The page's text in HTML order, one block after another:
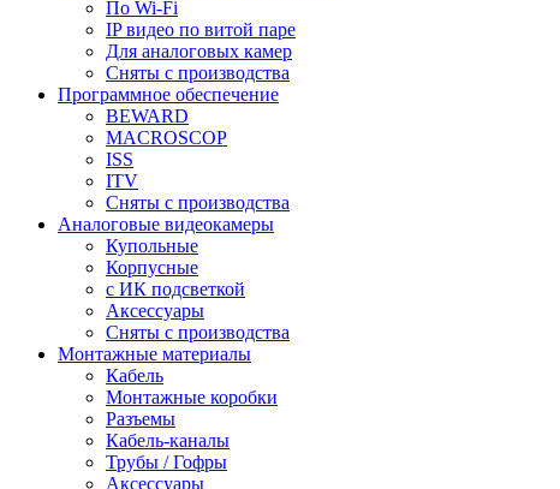
По Wi-Fi
IP видео по витой паре
Для аналоговых камер
Сняты с производства
Программное обеспечение
BEWARD
MACROSCOP
ISS
ITV
Сняты с производства
Аналоговые видеокамеры
Купольные
Корпусные
c ИК подсветкой
Аксессуары
Сняты с производства
Монтажные материалы
Кабель
Монтажные коробки
Разъемы
Кабель-каналы
Трубы / Гофры
Аксессуары